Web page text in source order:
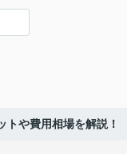
や費用相場を解説！